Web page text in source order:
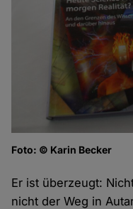
Foto: © Karin Becker
Er ist überzeugt:
nicht der Weg in